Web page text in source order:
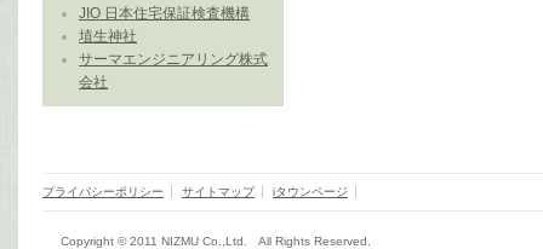
JIO 日本住宅保証検査機構
埴生神社
サーマエンジニアリング株式
会社
プライバシーポリシー サイトマップ iタウンページ
Copyright © 2011 NIZMU Co.,Ltd. All Rights Reserved.